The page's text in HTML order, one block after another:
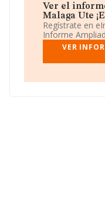
Ver el
Malaga Ute
Regístrate en
Informe
VER